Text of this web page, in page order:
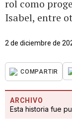
rol como
Isabel, entre
2 de diciembre de
COMPARTIR
ARCHIVO
Esta historia fue